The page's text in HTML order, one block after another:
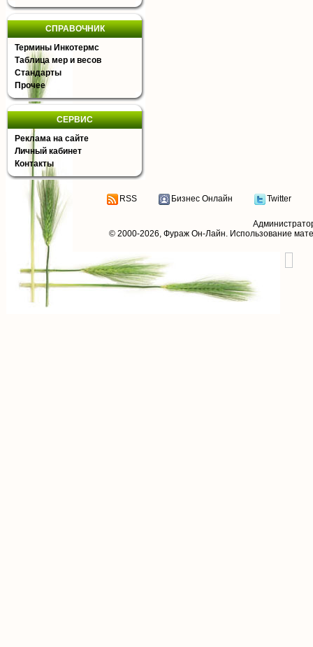
СПРАВОЧНИК
Термины Инкотермс
Таблица мер и весов
Стандарты
Прочее
СЕРВИС
Реклама на сайте
Личный кабинет
Контакты
RSS Бизнес Онлайн Twitter
© 2000-2026, Фураж Он-Лайн. Использование